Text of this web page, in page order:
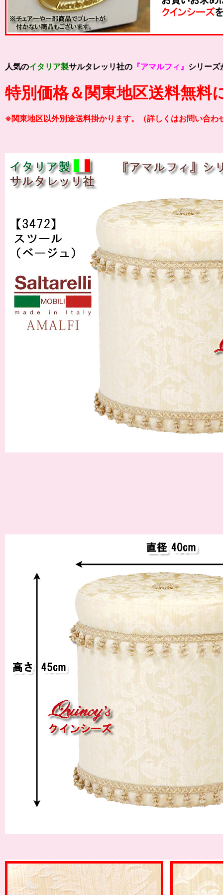
人気のイタリア製サルタレッリ社の 『アマルフィ』 シリーズ
特別価格＆関東地区送料無料
※関東地区以外別途送料掛かります。（詳しくはお問い合わ